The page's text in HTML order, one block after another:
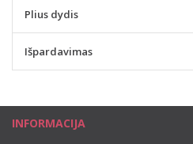
Plius dydis
Išpardavimas
INFORMACIJA